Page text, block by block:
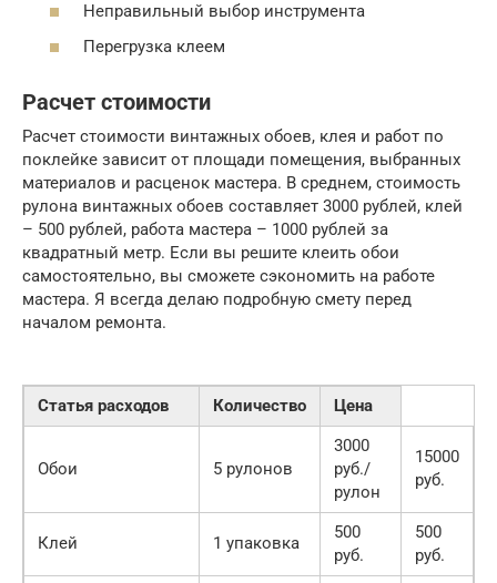
Неправильный выбор инструмента
Перегрузка клеем
Расчет стоимости
Расчет стоимости винтажных обоев, клея и работ по
поклейке зависит от площади помещения, выбранных
материалов и расценок мастера. В среднем, стоимость
рулона винтажных обоев составляет 3000 рублей, клей
– 500 рублей, работа мастера – 1000 рублей за
квадратный метр. Если вы решите клеить обои
самостоятельно, вы сможете сэкономить на работе
мастера. Я всегда делаю подробную смету перед
началом ремонта.
Статья расходов Количество Цена
Обои 5 рулонов
3000
руб./
рулон
15000
руб.
Клей 1 упаковка
500
руб.
500
руб.